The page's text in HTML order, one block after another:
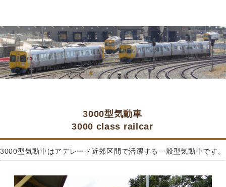
3000型気動車
3000 class railcar
3000型気動車はアデレード近郊区間で活躍する一般型気動車です。